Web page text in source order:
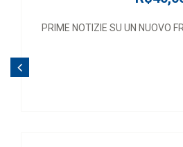
PRIME NOTIZIE SU UN NUOVO